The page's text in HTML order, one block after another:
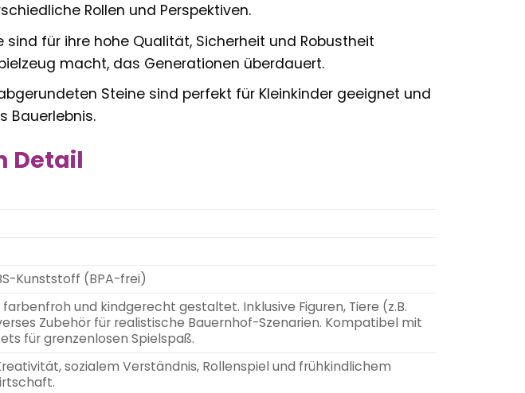
Rollen und Perspektiven.
sind für ihre hohe Qualität, Sicherheit und Robustheit
macht, das Generationen überdauert.
Steine sind perfekt für Kleinkinder geeignet und
Bauerlebnis.
Detail
Kunststoff (BPA-frei)
farbenfroh und kindgerecht gestaltet. Inklusive Figuren, Tiere (z.B.
Zubehör für realistische Bauernhof-Szenarien. Kompatibel mit
für grenzenlosen Spielspaß.
sozialem Verständnis, Rollenspiel und frühkindlichem